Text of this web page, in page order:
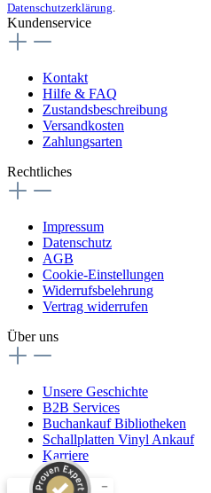
Datenschutzerklärung.
Kundenservice
Kontakt
Hilfe & FAQ
Zustandsbeschreibung
Versandkosten
Zahlungsarten
Rechtliches
Impressum
Datenschutz
AGB
Cookie-Einstellungen
Widerrufsbelehrung
Vertrag widerrufen
Über uns
Unsere Geschichte
B2B Services
Buchankauf Bibliotheken
Schallplatten Vinyl Ankauf
Karriere